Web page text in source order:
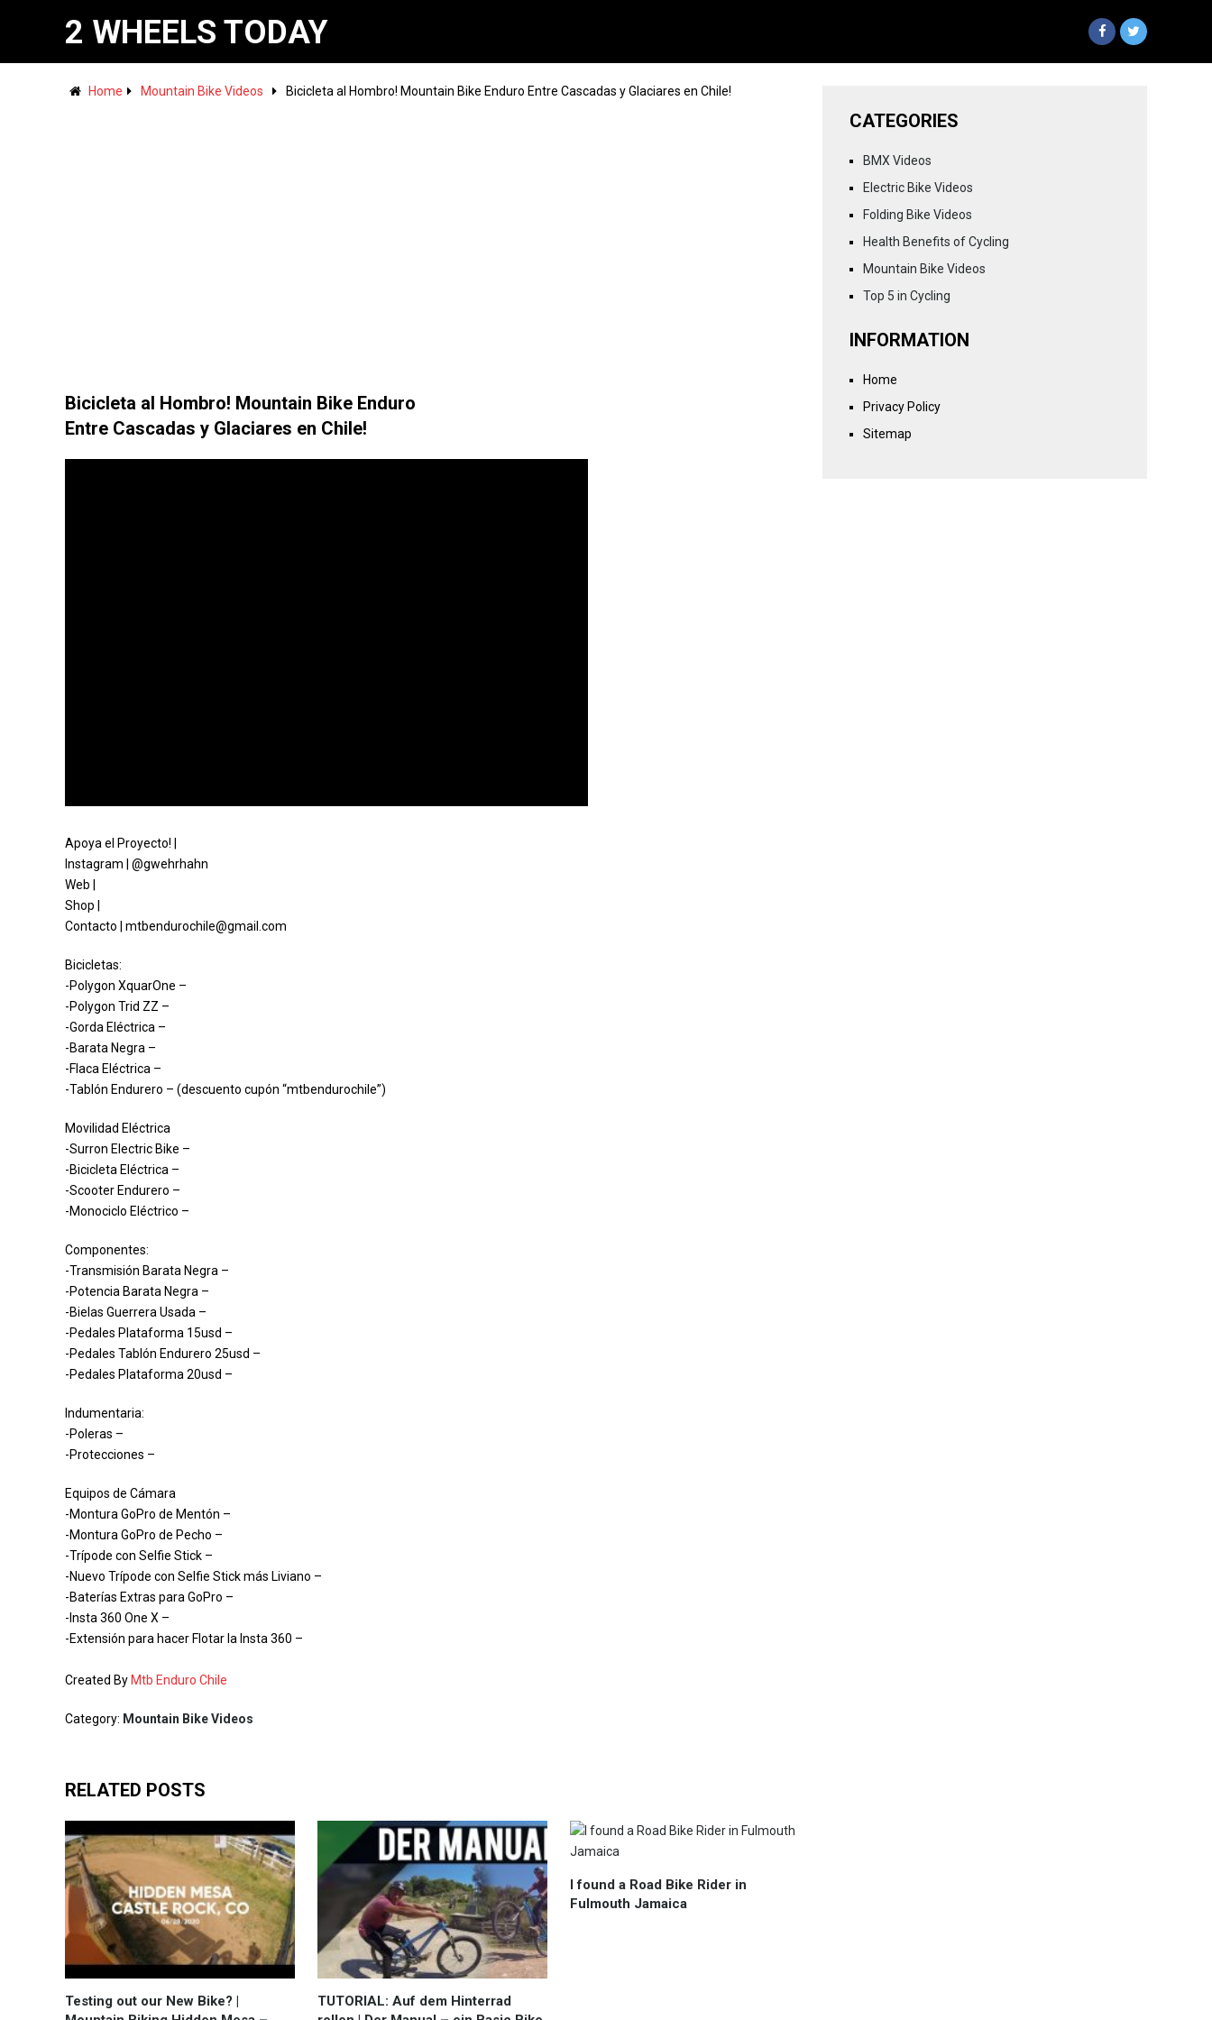
2 WHEELS TODAY
Home Mountain Bike Videos Bicicleta al Hombro! Mountain Bike Enduro Entre Cascadas y Glaciares en Chile!
Bicicleta al Hombro! Mountain Bike Enduro
Entre Cascadas y Glaciares en Chile!
Apoya el Proyecto! |
Instagram | @gwehrhahn
Web |
Shop |
Contacto | mtbendurochile@gmail.com
Bicicletas:
-Polygon XquarOne –
-Polygon Trid ZZ –
-Gorda Eléctrica –
-Barata Negra –
-Flaca Eléctrica –
-Tablón Endurero – (descuento cupón “mtbendurochile”)
Movilidad Eléctrica
-Surron Electric Bike –
-Bicicleta Eléctrica –
-Scooter Endurero –
-Monociclo Eléctrico –
Componentes:
-Transmisión Barata Negra –
-Potencia Barata Negra –
-Bielas Guerrera Usada –
-Pedales Plataforma 15usd –
-Pedales Tablón Endurero 25usd –
-Pedales Plataforma 20usd –
Indumentaria:
-Poleras –
-Protecciones –
Equipos de Cámara
-Montura GoPro de Mentón –
-Montura GoPro de Pecho –
-Trípode con Selfie Stick –
-Nuevo Trípode con Selfie Stick más Liviano –
-Baterías Extras para GoPro –
-Insta 360 One X –
-Extensión para hacer Flotar la Insta 360 –
Created By Mtb Enduro Chile
Category: Mountain Bike Videos
RELATED POSTS
Testing out our New Bike? |
TUTORIAL: Auf dem Hinterrad
I found a Road Bike Rider in
Fulmouth Jamaica
CATEGORIES
BMX Videos
Electric Bike Videos
Folding Bike Videos
Health Benefits of Cycling
Mountain Bike Videos
Top 5 in Cycling
INFORMATION
Home
Privacy Policy
Sitemap